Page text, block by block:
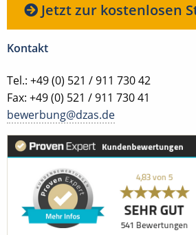
Jetzt zur kostenlosen
Kontakt
Tel.: +49 (0) 521 / 911 730 42
Fax: +49 (0) 521 / 911 730 41
bewerbung@dzas.de